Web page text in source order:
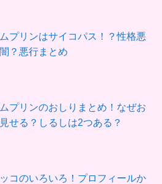
プリンはサイコパス！？性格悪
？悪行まとめ
プリンのおしりまとめ！なぜお
せる？しるしは2つある？
コのいろいろ！プロフィールか